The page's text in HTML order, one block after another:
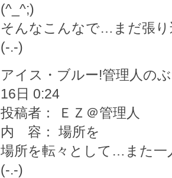
(^_^;)
そんなこんなで…まだ張り
(-.-)
アイス・ブルー!管理人の
16日 0:24
投稿者： ＥＺ＠管理人
内 容： 場所を
場所を転々として…また一
(-.-)